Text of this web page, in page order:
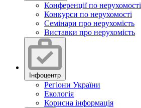
Конференції по нерухомості
Конкурси по нерухомості
Семінари про нерухомість
Виставки про нерухомість
Інфоцентр
Регіони України
Екологія
Корисна інформація